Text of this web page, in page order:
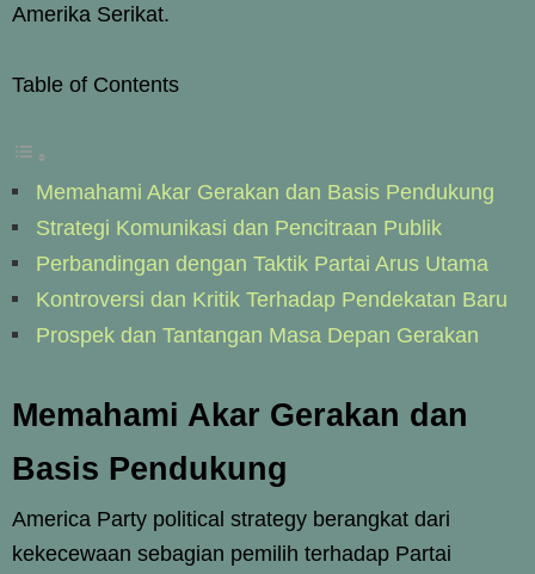
Amerika Serikat.
Table of Contents
Memahami Akar Gerakan dan Basis Pendukung
Strategi Komunikasi dan Pencitraan Publik
Perbandingan dengan Taktik Partai Arus Utama
Kontroversi dan Kritik Terhadap Pendekatan Baru
Prospek dan Tantangan Masa Depan Gerakan
Memahami Akar Gerakan dan
Basis Pendukung
America Party political strategy berangkat dari
kekecewaan sebagian pemilih terhadap Partai